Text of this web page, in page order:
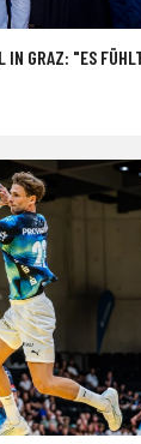
IN GRAZ: "ES